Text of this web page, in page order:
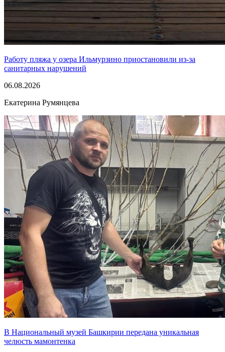
Работу пляжа у озера Ильмурзино приостановили из-за
санитарных нарушений
06.08.2026
Екатерина Румянцева
В Национальный музей Башкирии передана уникальная
челюсть мамонтенка